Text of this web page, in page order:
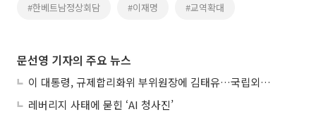
#한베트남정상회담 #이재명 #교역확대
문선영 기자의 주요 뉴스
이 대통령, 규제합리화위 부위원장에 김태유…국립외교원장 김흥규
레버리지 사태에 묻힌 ‘AI 청사진’